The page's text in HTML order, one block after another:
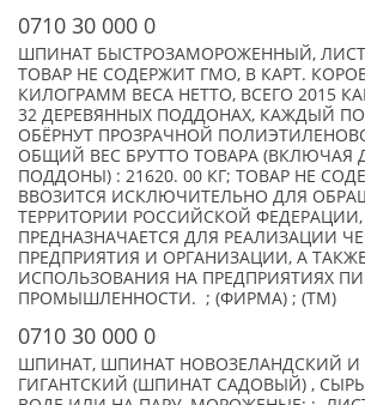
0710 30 000 0
ШПИНАТ БЫСТРОЗАМОРОЖЕННЫЙ,
ТОВАР НЕ СОДЕРЖИТ ГМО, В КАРТ.
КИЛОГРАММ ВЕСА НЕТТО, ВСЕГО 2015
32 ДЕРЕВЯННЫХ ПОДДОНАХ, КАЖДЫЙ
ОБЁРНУТ ПРОЗРАЧНОЙ
ОБЩИЙ ВЕС БРУТТО ТОВАРА (ВКЛЮЧАЯ
ПОДДОНЫ) : 21620. 00 КГ; ТОВАР НЕ
ВВОЗИТСЯ ИСКЛЮЧИТЕЛЬНО ДЛЯ
ТЕРРИТОРИИ РОССИЙСКОЙ ФЕДЕРАЦИИ,
ПРЕДНАЗНАЧАЕТСЯ ДЛЯ РЕАЛИЗАЦИИ
ПРЕДПРИЯТИЯ И ОРГАНИЗАЦИИ, А
ИСПОЛЬЗОВАНИЯ НА ПРЕДПРИЯТИЯХ
ПРОМЫШЛЕННОСТИ. ; (ФИРМА) ; (TM)
0710 30 000 0
ШПИНАТ, ШПИНАТ НОВОЗЕЛАНДСКИЙ
ГИГАНТСКИЙ (ШПИНАТ САДОВЫЙ) ,